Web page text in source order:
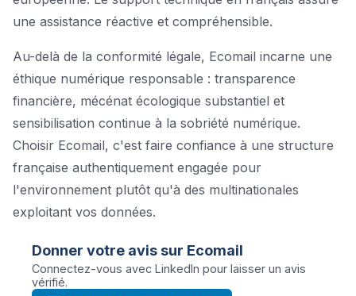
une assistance réactive et compréhensible.
Au-delà de la conformité légale, Ecomail incarne une
éthique numérique responsable : transparence
financière, mécénat écologique substantiel et
sensibilisation continue à la sobriété numérique.
Choisir Ecomail, c'est faire confiance à une structure
française authentiquement engagée pour
l'environnement plutôt qu'à des multinationales
exploitant vos données.
Donner votre avis sur Ecomail
Connectez-vous avec LinkedIn pour laisser un avis
vérifié.